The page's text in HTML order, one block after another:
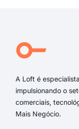
A Loft é
impulsionando o
comerciais,
Mais Negócio.